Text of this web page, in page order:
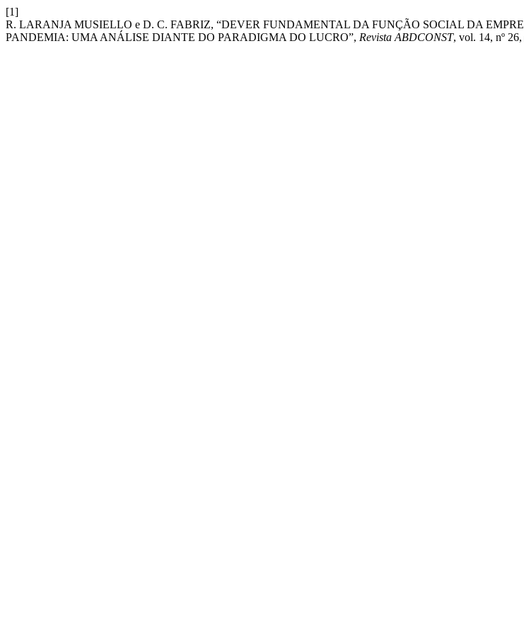
[1]
R. LARANJA MUSIELLO e D. C. FABRIZ, “DEVER FUNDAMENTAL DA FUNÇÃO SOCIAL DA
PANDEMIA: UMA ANÁLISE DIANTE DO PARADIGMA DO LUCRO”, Revista ABDCONST, vol. 14, nº